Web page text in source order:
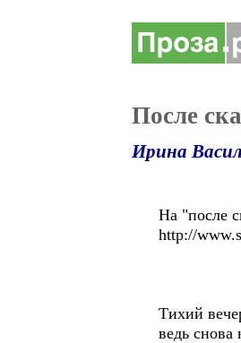
После
Ирина
На "после
http://
Тихий
ведь снова